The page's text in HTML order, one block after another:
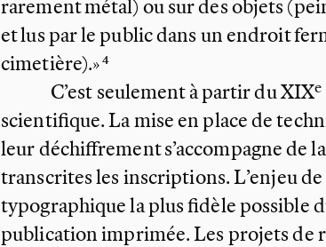
rarement métal) ou sur des objets
et lus par le public dans un endroit
cimetière).»
C’est seulement à partir du XIXe
scientifique. Lamise en place de
leur déchiffrement s’accompagne de
transcrites les inscriptions. L’enjeu
typographique la plus fidèle possible
publication imprimée. Les projets de